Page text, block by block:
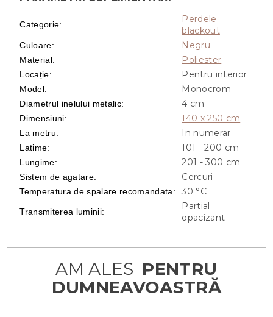
Categorie:
Perdele
blackout
Culoare: Negru
Material: Poliester
Locație: Pentru interior
Model: Monocrom
Diametrul inelului metalic: 4 cm
Dimensiuni: 140 x 250 cm
La metru: In numerar
Latime: 101 - 200 cm
Lungime: 201 - 300 cm
Sistem de agatare: Cercuri
Temperatura de spalare recomandata: 30 °C
Transmiterea luminii:
Partial
opacizant